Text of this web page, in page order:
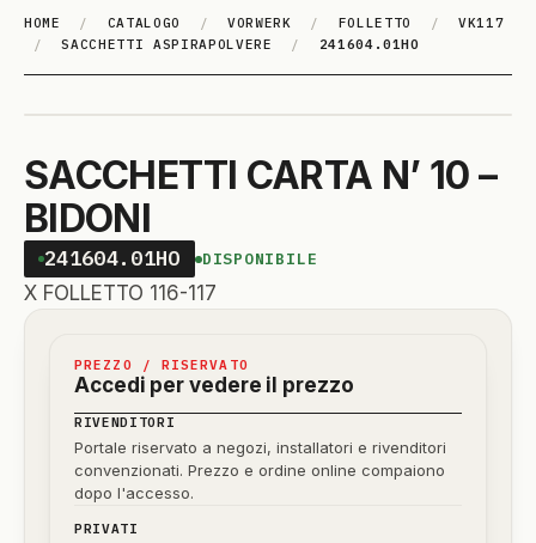
HOME / CATALOGO / VORWERK / FOLLETTO /
VK117
/
SACCHETTI ASPIRAPOLVERE / 241604.01HO
SACCHETTI CARTA N’ 10 –
BIDONI
241604.01HO DISPONIBILE
X FOLLETTO 116-117
PREZZO / RISERVATO
Accedi per vedere il prezzo
RIVENDITORI
Portale riservato a negozi, installatori e rivenditori
convenzionati. Prezzo e ordine online compaiono
dopo l'accesso.
PRIVATI